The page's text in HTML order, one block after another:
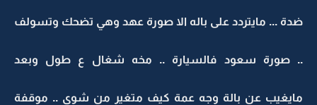
ضدة ... مايتردد على باله الا صورة عهد وهي تضحك وتسولف
.. صورة سعود فالسيارة .. مخه شغال ع طول وبعد
مايغيب عن بالة وجه عمة كيف متغير من شوي .. موقفة